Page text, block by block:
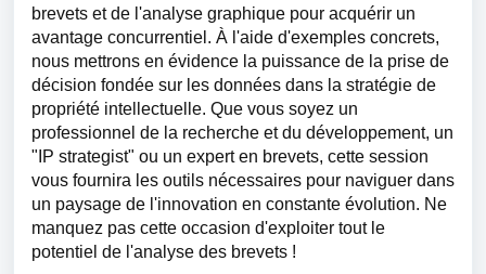
brevets et de l'analyse graphique pour acquérir un
avantage concurrentiel. À l'aide d'exemples concrets,
nous mettrons en évidence la puissance de la prise de
décision fondée sur les données dans la stratégie de
propriété intellectuelle. Que vous soyez un
professionnel de la recherche et du développement, un
"IP strategist" ou un expert en brevets, cette session
vous fournira les outils nécessaires pour naviguer dans
un paysage de l'innovation en constante évolution. Ne
manquez pas cette occasion d'exploiter tout le
potentiel de l'analyse des brevets !